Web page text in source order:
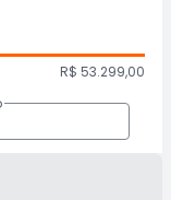
R$ 53.299,00